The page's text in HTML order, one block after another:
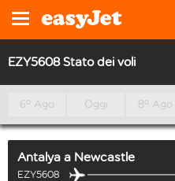
EZY5608 Stato dei voli
6º Ago Oggi 8º Ago
Antalya a Newcastle
EZY5608